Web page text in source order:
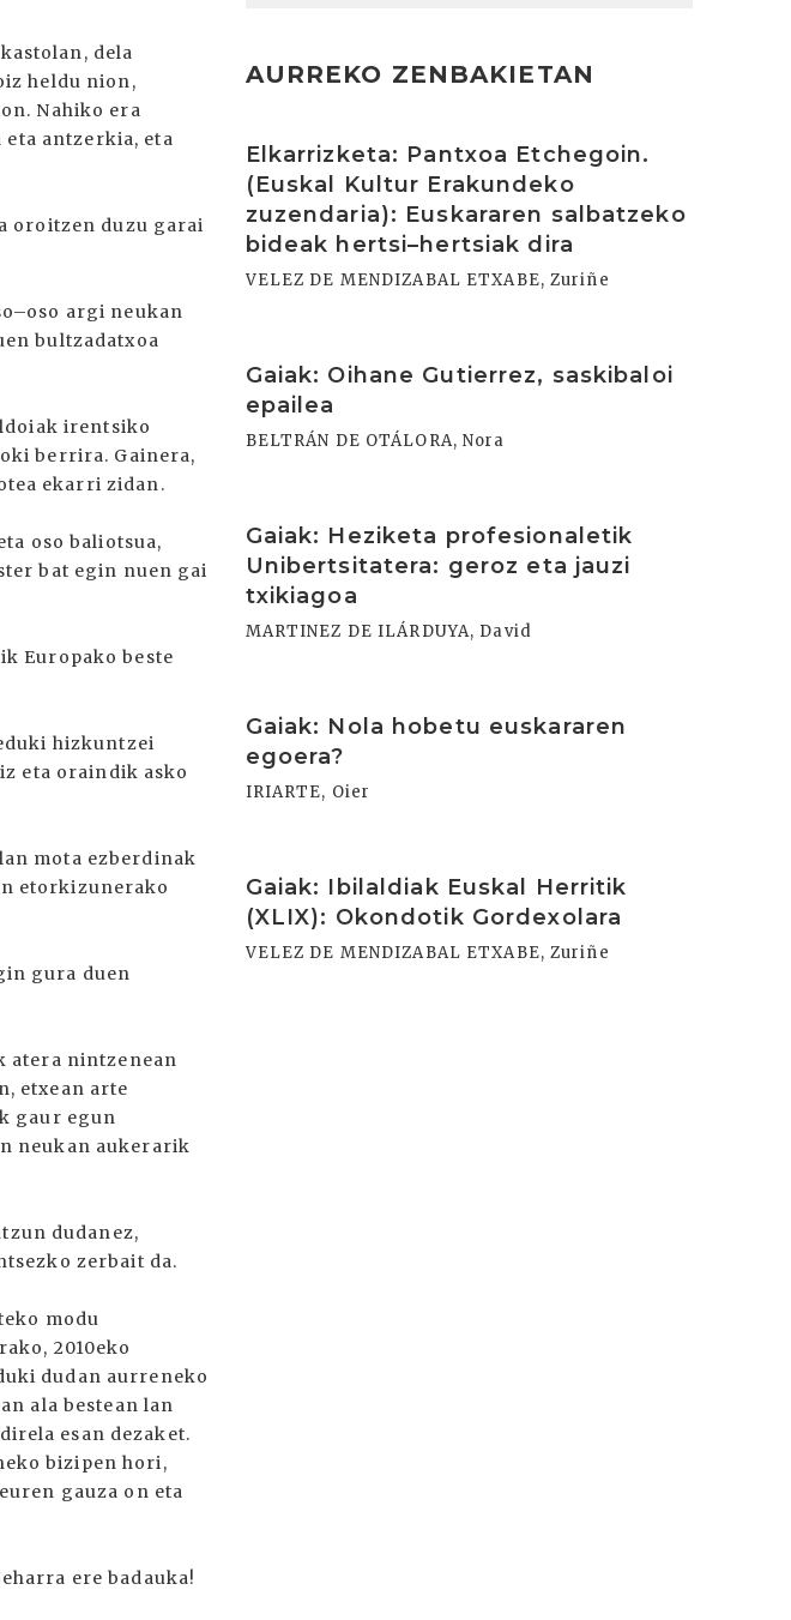
dela
heldu nion,
Nahiko era
antzerkia, eta
oroitzen duzu garai
argi neukan
bultzadatxoa
irentsiko
berrira. Gainera,
ekarri zidan.
oso baliotsua,
bat egin nuen gai
Europako beste
hizkuntzei
eta oraindik asko
mota ezberdinak
etorkizunerako
gura duen
atera nintzenean
etxean arte
gaur egun
neukan aukerarik
dudanez,
zerbait da.
modu
2010eko
dudan aurreneko
ala bestean lan
esan dezaket.
bizipen hori,
gauza on eta
ere badauka!
AURREKO ZENBAKIETAN
Elkarrizketa: Pantxoa Etchegoin.
(Euskal Kultur Erakundeko
zuzendaria): Euskararen salbatzeko
bideak hertsi–hertsiak dira
VELEZ DE MENDIZABAL ETXABE, Zuriñe
Gaiak: Oihane Gutierrez, saskibaloi
epailea
BELTRÁN DE OTÁLORA, Nora
Gaiak: Heziketa profesionaletik
Unibertsitatera: geroz eta jauzi
txikiagoa
MARTINEZ DE ILÁRDUYA, David
Gaiak: Nola hobetu euskararen
egoera?
IRIARTE, Oier
Gaiak: Ibilaldiak Euskal Herritik
(XLIX): Okondotik Gordexolara
VELEZ DE MENDIZABAL ETXABE, Zuriñe